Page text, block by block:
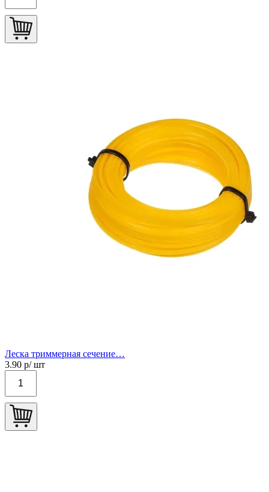
Леска триммерная сечение…
3.90 р/ шт